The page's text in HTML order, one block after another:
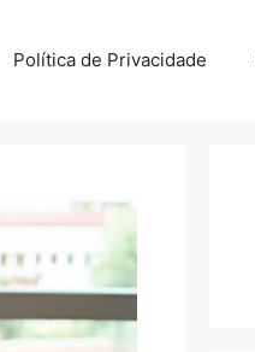
Política de Privacidade